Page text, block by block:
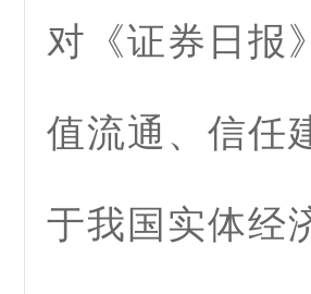
对《证券日报
值流通、信任
于我国实体经